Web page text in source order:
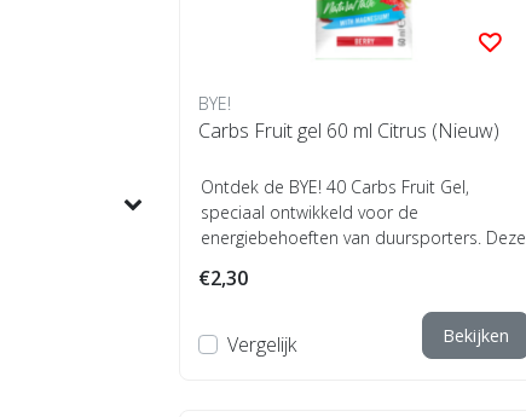
BYE!
Carbs Fruit gel 60 ml Citrus (Nieuw)
Ontdek de BYE! 40 Carbs Fruit Gel,
speciaal ontwikkeld voor de
energiebehoeften van duursporters. Deze
€2,30
Vergelijk Bekijken